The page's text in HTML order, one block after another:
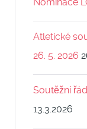
Atletické
26. 5. 2026
Soutěžní
13.3.2026